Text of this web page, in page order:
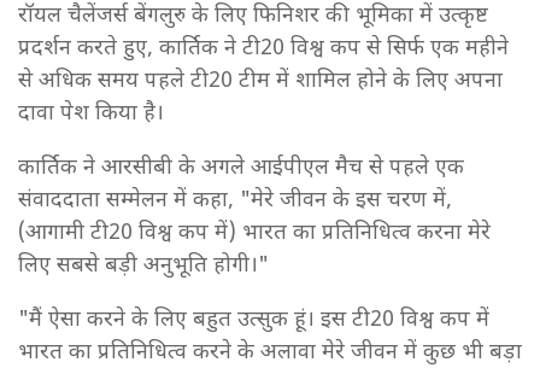
रॉयल चैलेंजर्स बेंगलुरु के लिए फिनिशर की भूमिका में उत्कृष्ट
प्रदर्शन करते हुए, कार्तिक ने टी20 विश्व कप से सिर्फ एक महीने
से अधिक समय पहले टी20 टीम में शामिल होने के लिए अपना
दावा पेश किया है।
कार्तिक ने आरसीबी के अगले आईपीएल मैच से पहले एक
संवाददाता सम्मेलन में कहा, "मेरे जीवन के इस चरण में,
(आगामी टी20 विश्व कप में) भारत का प्रतिनिधित्व करना मेरे
लिए सबसे बड़ी अनुभूति होगी।"
"मैं ऐसा करने के लिए बहुत उत्सुक हूं। इस टी20 विश्व कप में
भारत का प्रतिनिधित्व करने के अलावा मेरे जीवन में कुछ भी बड़ा